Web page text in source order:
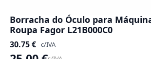
Borracha do Óculo para
Roupa Fagor L21B000C0
30.75€ c/IVA